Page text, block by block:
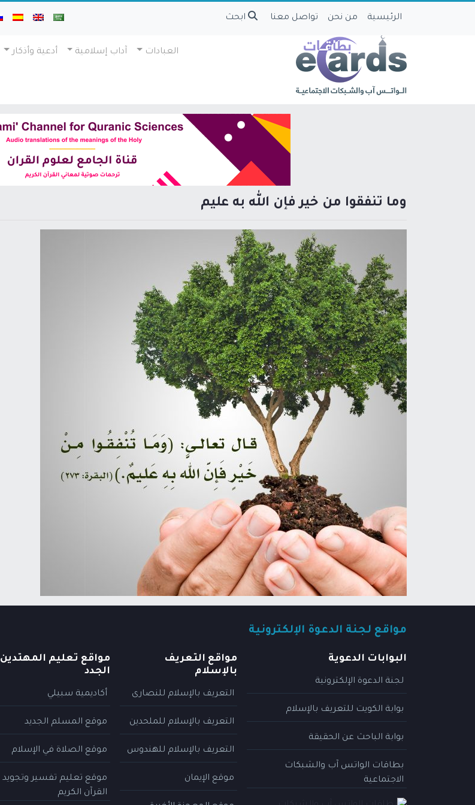
الرئيسية من نحن تواصل معنا ابحث
العبادات آداب إسلامية أدعية وأذكار
وما تنفقوا من خير فإن الله به عليم
مواقع لجنة الدعوة الإلكترونية
البوابات الدعوية
لجنة الدعوة الإلكترونية
بوابة الكويت للتعريف بالإسلام
بوابة الباحث عن الحقيقة
بطاقات الواتس آب والشبكات
الاجتماعية
مواقع التعريف
بالإسلام
التعريف بالإسلام للنصارى
التعريف بالإسلام للملحدين
التعريف بالإسلام للهندوس
موقع الإيمان
مواقع تعليم المهتدين
الجدد
أكاديمية سبيلي
موقع المسلم الجديد
موقع الصلاة في الإسلام
موقع تعليم تفسير وتجويد
القرآن الكريم